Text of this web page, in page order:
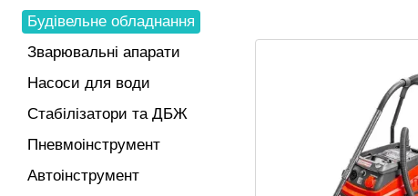
Будівельне обладнання
Зварювальні апарати
Насоси для води
Стабілізатори та ДБЖ
Пневмоінструмент
Автоінструмент